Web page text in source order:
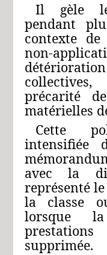
Il gèle
pendant
contexte
non-
précarité
matérielles
Cette
intensifiée
avec la
représenté
la classe
lorsque
supprimée.